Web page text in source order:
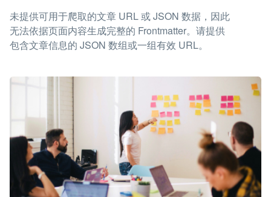
未提供可用于爬取的文章 URL 或 JSON 数据，因此
无法依据页面内容生成完整的 Frontmatter。请提供
包含文章信息的 JSON 数组或一组有效 URL。